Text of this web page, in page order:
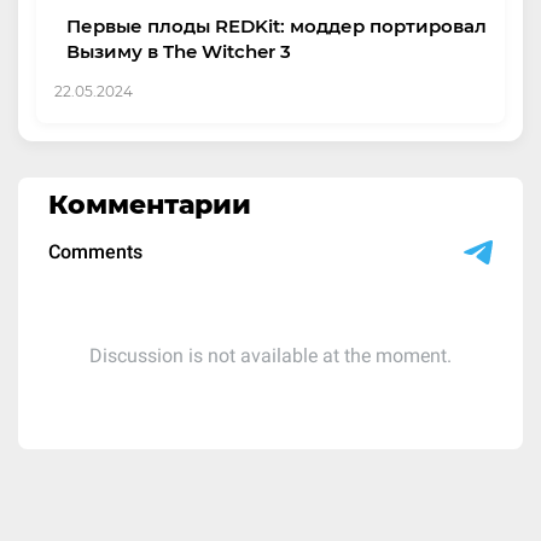
Первые плоды REDKit: моддер портировал
Вызиму в The Witcher 3
22.05.2024
Комментарии